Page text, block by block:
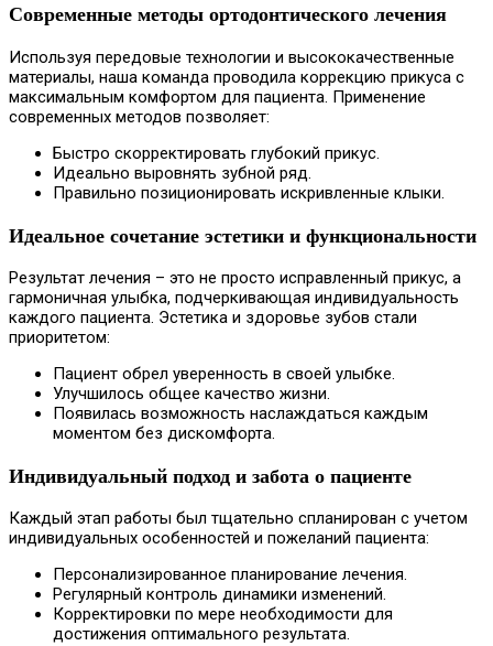
Современные методы ортодонтического лечения
Используя передовые технологии и высококачественные
материалы, наша команда проводила коррекцию прикуса с
максимальным комфортом для пациента. Применение
современных методов позволяет:
Быстро скорректировать глубокий прикус.
Идеально выровнять зубной ряд.
Правильно позиционировать искривленные клыки.
Идеальное сочетание эстетики и функциональности
Результат лечения – это не просто исправленный прикус, а
гармоничная улыбка, подчеркивающая индивидуальность
каждого пациента. Эстетика и здоровье зубов стали
приоритетом:
Пациент обрел уверенность в своей улыбке.
Улучшилось общее качество жизни.
Появилась возможность наслаждаться каждым
моментом без дискомфорта.
Индивидуальный подход и забота о пациенте
Каждый этап работы был тщательно спланирован с учетом
индивидуальных особенностей и пожеланий пациента:
Персонализированное планирование лечения.
Регулярный контроль динамики изменений.
Корректировки по мере необходимости для
достижения оптимального результата.